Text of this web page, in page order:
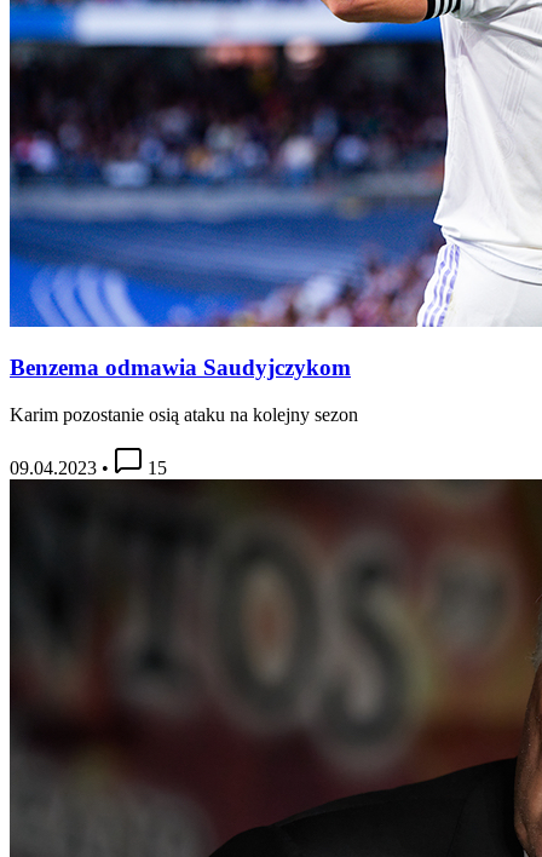
Benzema odmawia Saudyjczykom
Karim pozostanie osią ataku na kolejny sezon
09.04.2023 • 15